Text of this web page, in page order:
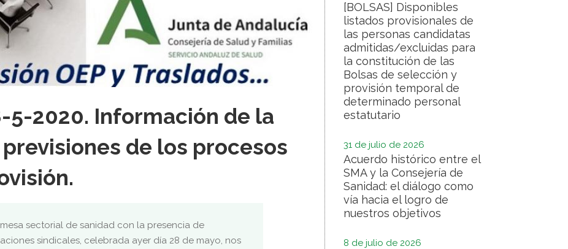
5-2020. Información de la
de los procesos
sectorial de sanidad con la presencia de
sindicales, celebrada ayer día 28 de mayo, nos
[BOLSAS] Disponibles
listados provisionales de
las personas candidatas
admitidas/excluidas para
la constitución de las
Bolsas de selección y
provisión temporal de
determinado personal
estatutario
31 de julio de 2026
Acuerdo histórico entre el
SMA y la Consejería de
Sanidad: el diálogo como
vía hacia el logro de
nuestros objetivos
8 de julio de 2026